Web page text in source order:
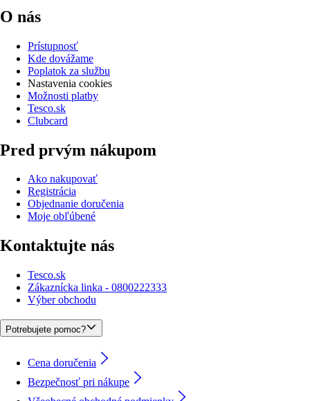
O nás
Prístupnosť
Kde dovážame
Poplatok za službu
Nastavenia cookies
Možnosti platby
Tesco.sk
Clubcard
Pred prvým nákupom
Ako nakupovať
Registrácia
Objednanie doručenia
Moje obľúbené
Kontaktujte nás
Tesco.sk
Zákaznícka linka - 0800222333
Výber obchodu
Potrebujete pomoc?
Cena doručenia
Bezpečnosť pri nákupe